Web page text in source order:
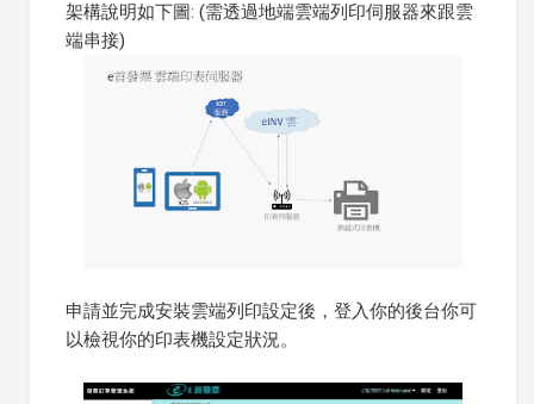
架構說明如下圖: (需透過地端雲端列印伺服器來跟雲
端串接)
申請並完成安裝雲端列印設定後，登入你的後台你可
以檢視你的印表機設定狀況。